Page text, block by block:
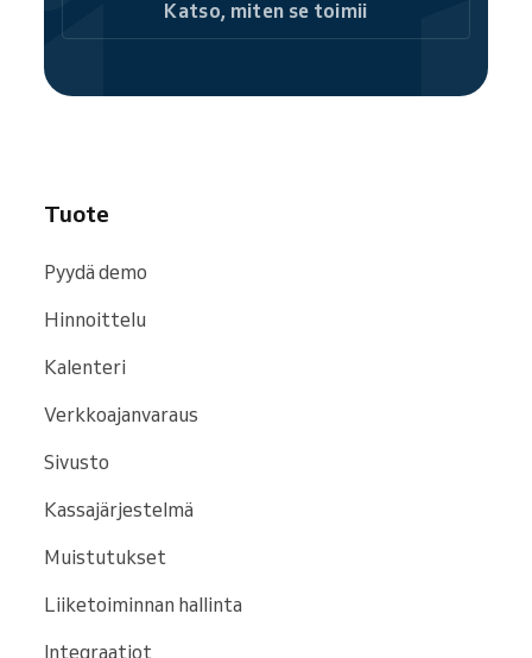
Katso, miten se toimii
Tuote
Pyydä demo
Hinnoittelu
Kalenteri
Verkkoajanvaraus
Sivusto
Kassajärjestelmä
Muistutukset
Liiketoiminnan hallinta
Integraatiot